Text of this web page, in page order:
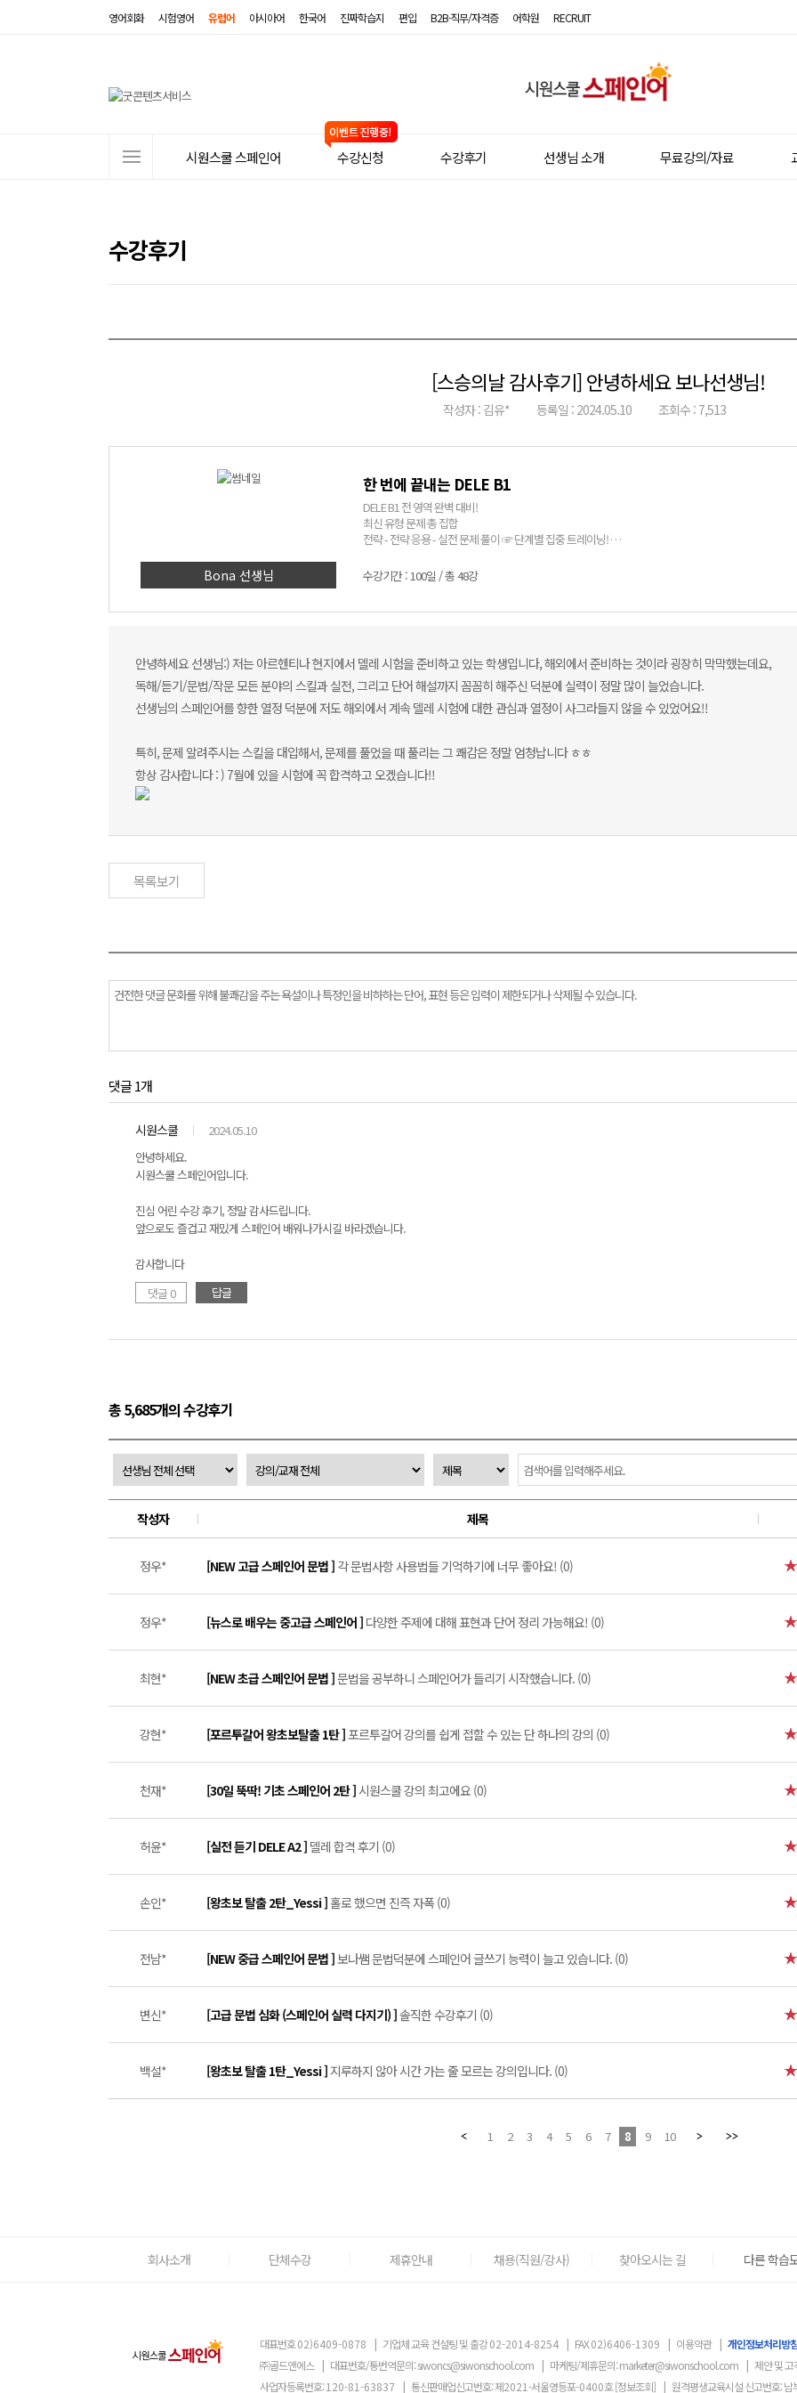
영어회화 시험영어 유럽어 아시아어 한국어 진짜학습지 편입 B2B·직무/자격증 어학원 RECRUIT
뉴
시원스쿨 스페인어 수강신청 수강후기 선생님 소개 무료강의/자료
수강후기
[스승의날 감사후기] 안녕하세요 보나선생님!
작성자 : 김유* 등록일 : 2024.05.10 조회수 : 7,513
Bona 선생님
한 번에 끝내는 DELE B1
DELE B1 전 영역 완벽 대비!
최신 유형 문제 총 집합
전략 - 전략 응용 - 실전 문제 풀이 ☞ 단계별 집중 트레이닝!
수강기간 : 100일 / 총 48강
안녕하세요 선생님:) 저는 아르헨티나 현지에서 델레 시험을 준비하고 있는 학생입니다, 해외에서 준비하는 것이라 굉장히 막막했는데요,
독해/듣기/문법/작문 모든 분야의 스킬과 실전, 그리고 단어 해설까지 꼼꼼히 해주신 덕분에 실력이 정말 많이 늘었습니다.
선생님의 스페인어를 향한 열정 덕분에 저도 해외에서 계속 델레 시험에 대한 관심과 열정이 사그라들지 않을 수 있었어요!!
특히, 문제 알려주시는 스킬을 대입해서, 문제를 풀었을 때 풀리는 그 쾌감은 정말 엄청납니다 ㅎㅎ
항상 감사합니다 : ) 7월에 있을 시험에 꼭 합격하고 오겠습니다!!
목록보기
댓글 1개
시원스쿨
2024.05.10
안녕하세요.
시원스쿨 스페인어입니다.
진심 어린 수강 후기, 정말 감사드립니다.
앞으로도 즐겁고 재밌게 스페인어 배워나가시길 바라겠습니다.
감사합니다
댓글 0
답글
총 5,685개의 수강후기
작성자 제목
정우* [NEW 고급 스페인어 문법 ] 각 문법사항 사용법들 기억하기에 너무 좋아요! (0)
정우* [뉴스로 배우는 중고급 스페인어 ] 다양한 주제에 대해 표현과 단어 정리 가능해요! (0)
최현* [NEW 초급 스페인어 문법 ]문법을 공부하니 스페인어가 들리기 시작했습니다. (0)
강현* [포르투갈어 왕초보탈출 1탄 ]포르투갈어 강의를 쉽게 접할 수 있는 단 하나의 강의 (0)
천재* [30일 뚝딱! 기초 스페인어 2탄 ]시원스쿨 강의 최고에요 (0)
허윤* [실전 듣기 DELE A2 ] 델레 합격 후기 (0)
손인* [왕초보 탈출 2탄_Yessi ]홀로 했으면 진즉 자폭 (0)
전남* [NEW 중급 스페인어 문법 ]보나쌤 문법덕분에 스페인어 글쓰기 능력이 늘고 있습니다. (0)
변신* [고급 문법 심화 (스페인어 실력 다지기) ]솔직한 수강후기 (0)
백설* [왕초보 탈출 1탄_Yessi ] 지루하지 않아 시간 가는 줄 모르는 강의입니다. (0)
1 2 3 4 5 6 7 8 9 10
회사소개 단체수강 제휴안내 채용(직원/강사) 찾아오시는 길 다른 학습
대표번호02)6409-0878 | 기업체 교육 컨설팅 및 출강02-2014-8254 | FAX02)6406-1309 | 이용약관 | 개인정보처리방
㈜골드앤에스 | 대표번호/통번역문의:siwoncs@siwonschool.com | 마케팅/제휴문의:marketer@siwonschool.com | 제안 및
사업자등록번호:120-81-63837 | 통신판매업신고번호: 제2021-서울영등포-0400호[정보조회] | 원격평생교육시설 신고번호: 남